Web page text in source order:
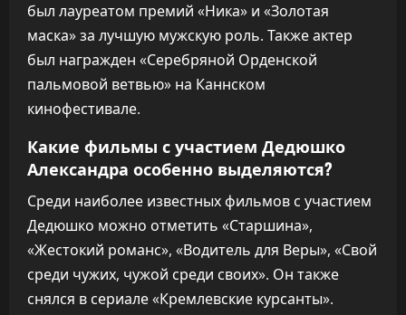
был лауреатом премий «Ника» и «Золотая
маска» за лучшую мужскую роль. Также актер
был награжден «Серебряной Орденской
пальмовой ветвью» на Каннском
кинофестивале.
Какие фильмы с участием Дедюшко
Александра особенно выделяются?
Среди наиболее известных фильмов с участием
Дедюшко можно отметить «Старшина»,
«Жестокий романс», «Водитель для Веры», «Свой
среди чужих, чужой среди своих». Он также
снялся в сериале «Кремлевские курсанты».